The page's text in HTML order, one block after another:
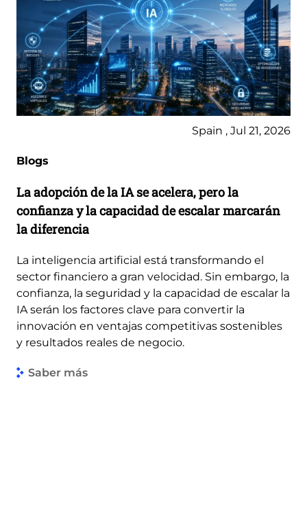
Spain , Jul 21, 2026
Blogs
La adopción de la IA se acelera, pero la
confianza y la capacidad de escalar marcarán
la diferencia
La inteligencia artificial está transformando el
sector financiero a gran velocidad. Sin embargo, la
confianza, la seguridad y la capacidad de escalar la
IA serán los factores clave para convertir la
innovación en ventajas competitivas sostenibles
y resultados reales de negocio.
Saber más